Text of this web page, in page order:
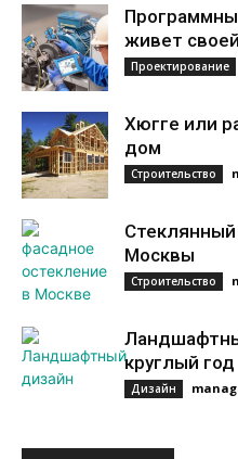
живет
Проектирование
Хюгге или
дом
Строительство
Стеклянный
Москвы
Строительство
круглый год
Дизайн